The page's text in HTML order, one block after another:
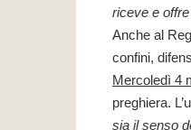
riceve e offre
Anche al
confini,
Mercoledì 4
preghiera.
sia il senso